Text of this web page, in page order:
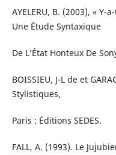
AYELERU, B. (2003), «
Une Étude Syntaxique
De L’État Honteux De
BOISSIEU, J-L de et
Stylistiques,
Paris : Éditions SEDES.
FALL, A. (1993). Le